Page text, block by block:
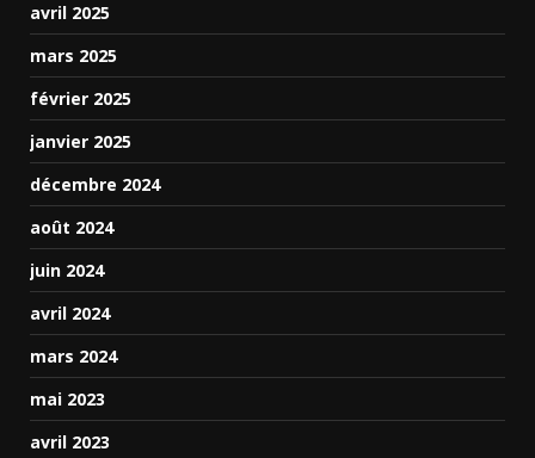
avril 2025
mars 2025
février 2025
janvier 2025
décembre 2024
août 2024
juin 2024
avril 2024
mars 2024
mai 2023
avril 2023